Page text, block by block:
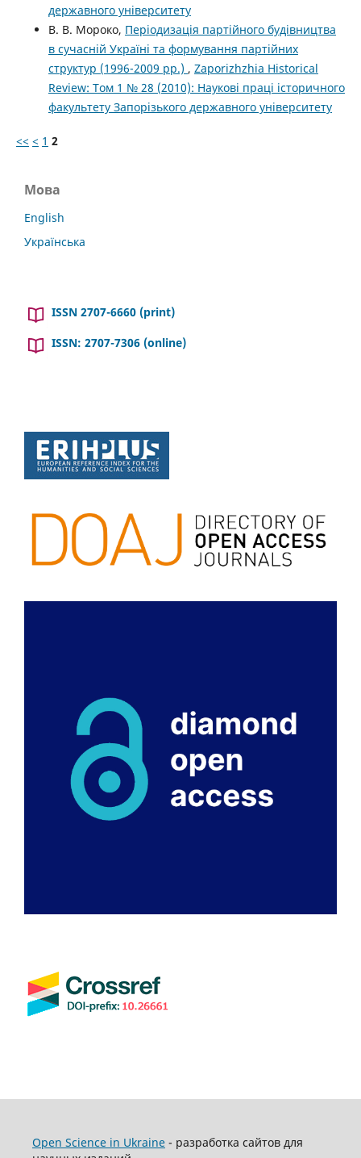
державного університету
В. В. Мороко, Періодизація партійного будівництва
в сучасній Україні та формування партійних
структур (1996-2009 рр.) , Zaporizhzhia Historical
Review: Том 1 № 28 (2010): Наукові праці історичного
факультету Запорізького державного університету
<< < 1 2
Мова
English
Українська
ISSN 2707-6660 (print)
ISSN: 2707-7306 (online)
Open Science in Ukraine- разработка сайтов для